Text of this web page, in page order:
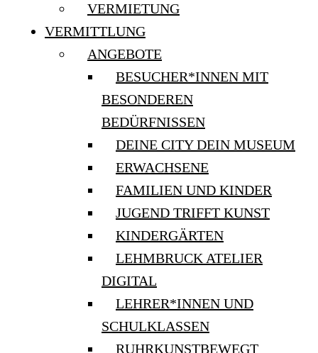
VERMIETUNG
VERMITTLUNG
ANGEBOTE
BESUCHER*INNEN MIT
BESONDEREN
BEDÜRFNISSEN
DEINE CITY DEIN MUSEUM
ERWACHSENE
FAMILIEN UND KINDER
JUGEND TRIFFT KUNST
KINDERGÄRTEN
LEHMBRUCK ATELIER
DIGITAL
LEHRER*INNEN UND
SCHULKLASSEN
RUHRKUNSTBEWEGT